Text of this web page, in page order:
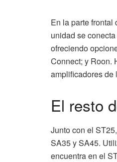
En la parte
unidad se
ofreciendo
Connect; y Roon.
amplificadores de
El resto
Junto con el
SA35 y SA45.
encuentra en el